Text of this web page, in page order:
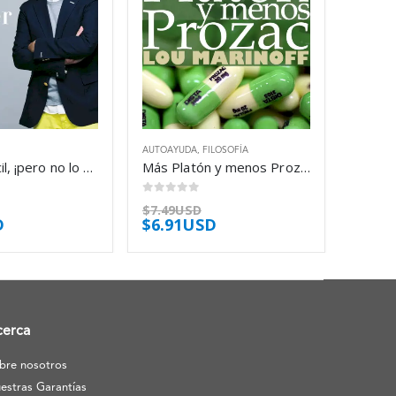
Parece difícil, ¡pero no lo es! – Àngel Llàcer
AUTOAYUDA FILOSOFÍA
Más Platón y menos Prozac – Lou Marinoff
$7.49USD
$6.91USD
nosotros
Garantías